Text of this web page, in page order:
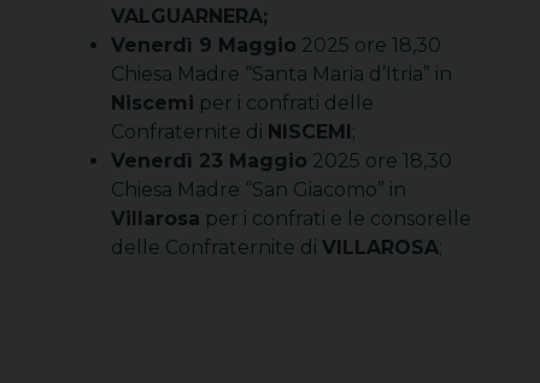
VALGUARNERA;
Venerdì 9 Maggio 2025 ore 18,30
Chiesa Madre “Santa Maria d’Itria” in
Niscemi per i confrati delle
Confraternite di NISCEMI;
Venerdì 23 Maggio 2025 ore 18,30
Chiesa Madre “San Giacomo” in
Villarosa per i confrati e le consorelle
delle Confraternite di VILLAROSA;